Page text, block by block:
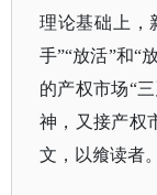
理论基础上，
手”“放活”和“
的产权市场“
神，又接产权
文，以飨读者。